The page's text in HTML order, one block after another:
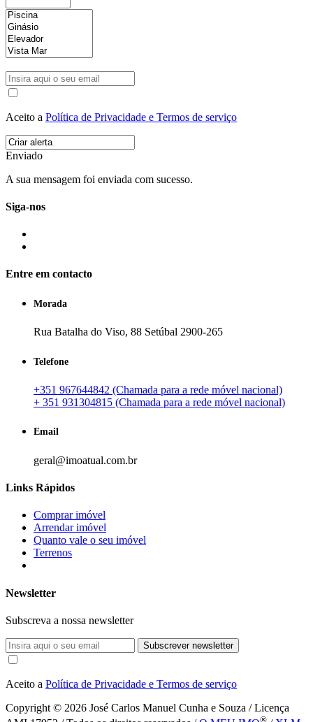
Aceito a Política de Privacidade e Termos de serviço
Enviado
A sua mensagem foi enviada com sucesso.
Siga-nos
Entre em contacto
Morada
Rua Batalha do Viso, 88 Setúbal 2900-265
Telefone
+351 967644842 (Chamada para a rede móvel nacional)
+ 351 931304815 (Chamada para a rede móvel nacional)
Email
geral@imoatual.com.br
Links Rápidos
Comprar imóvel
Arrendar imóvel
Quanto vale o seu imóvel
Terrenos
Newsletter
Subscreva a nossa newsletter
Subscrever newsletter
Aceito a Política de Privacidade e Termos de serviço
Copyright © 2026 José Carlos Manuel Cunha e Souza / Licença
®